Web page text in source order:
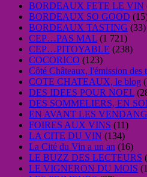
BORDEAUX FETE LE VIN
BORDEAUX SO GOOD
BORDEAUX TASTING (33)
CEP…PAS MAL (1 721)
CEP…PITOYABLE (238)
COCORICO (123)
Côté Châteaux, l'émission des
COTE CHATEAUX, le blog
DES IDEES POUR NOEL
DES SOMMELIERS, EN
EN AVANT LES
FOIRES AUX VINS (11)
LA CITE DU VIN (134)
La Cité du Vin a un an (16)
LE BUZZ DES LECTEURS
LE VIGNERON DU MOIS